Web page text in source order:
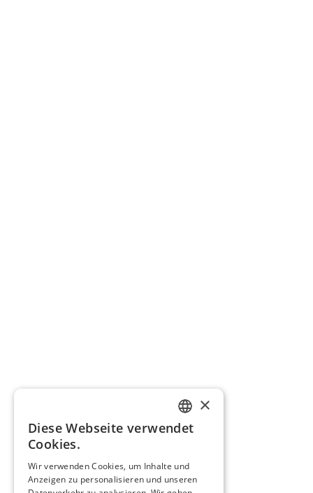
GERMAN
ITALIAN
×
Diese Webseite verwendet
Cookies.
Wir verwenden Cookies, um Inhalte und
Anzeigen zu personalisieren und unseren